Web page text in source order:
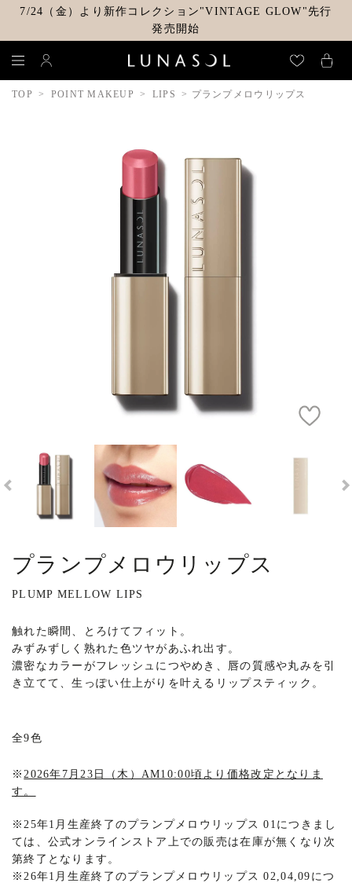
7/24（金）より新作コレクション"VINTAGE GLOW"先行
発売開始
TOP POINT MAKEUP LIPS プランプメロウリップス
プランプメロウリップス
PLUMP MELLOW LIPS
触れた瞬間、とろけてフィット。
みずみずしく熟れた色ツヤがあふれ出す。
濃密なカラーがフレッシュにつやめき、唇の質感や丸みを引
き立てて、生っぽい仕上がりを叶えるリップスティック。
全9色
※2026年7月23日（木）AM10:00頃より価格改定となりま
す。
※25年1月生産終了のプランプメロウリップス 01につきまし
ては、公式オンラインストア上での販売は在庫が無くなり次
第終了となります。
※26年1月生産終了のプランプメロウリップス 02,04,09につ